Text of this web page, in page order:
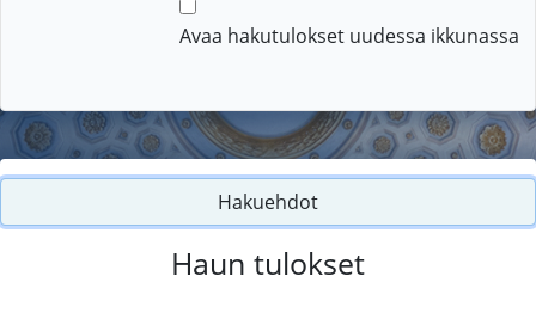
Avaa hakutulokset uudessa ikkunassa
Hakuehdot
Haun tulokset